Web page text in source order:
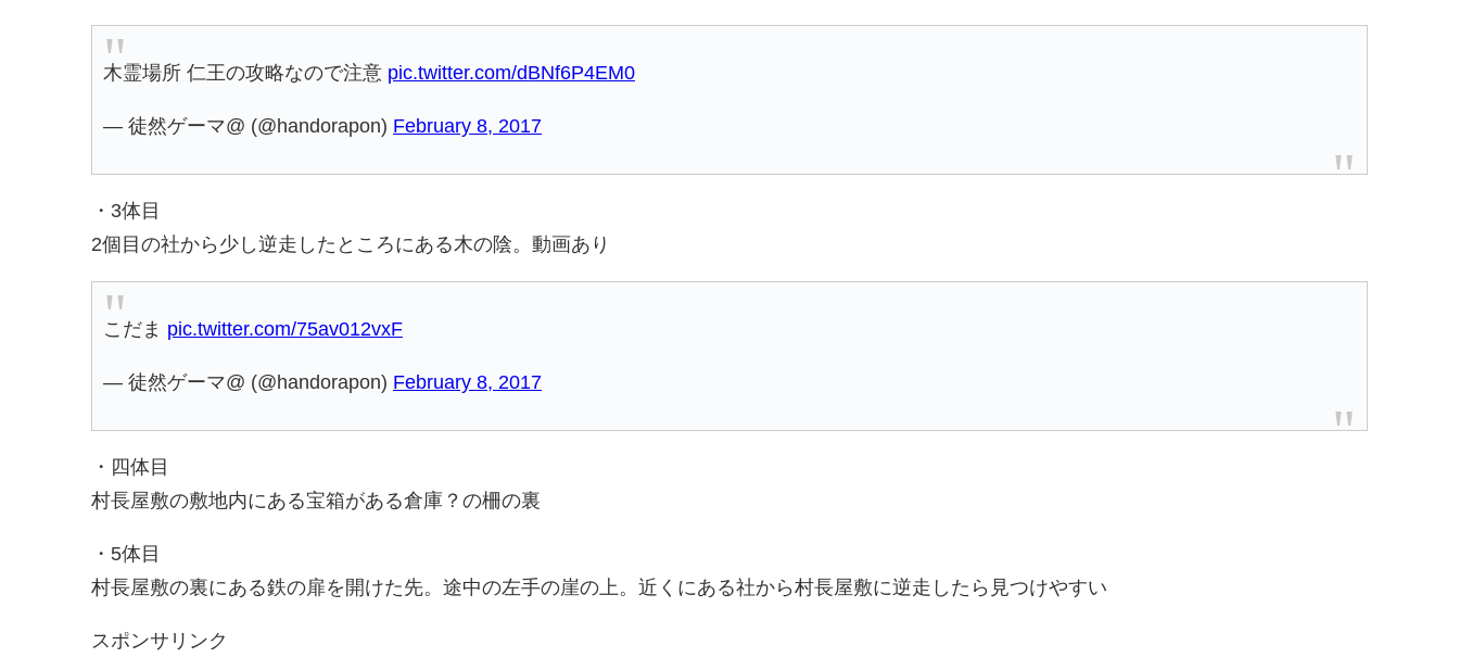
木霊場所 仁王の攻略なので注意 pic.twitter.com/dBNf6P4EM0
— 徒然ゲーマ@ (@handorapon) February 8, 2017
・3体目
2個目の社から少し逆走したところにある木の陰。動画あり
こだま pic.twitter.com/75av012vxF
— 徒然ゲーマ@ (@handorapon) February 8, 2017
・四体目
村長屋敷の敷地内にある宝箱がある倉庫？の柵の裏
・5体目
村長屋敷の裏にある鉄の扉を開けた先。途中の左手の崖の上。近くにある社から村長屋敷に逆走したら見つけやすい
スポンサリンク